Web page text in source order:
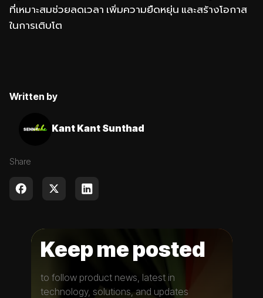
ที่เหมาะสมช่วยลดเวลา เพิ่มความยืดหยุ่น และสร้างโอกาส
ในการเติบโต
Written by
Kant Kant Sunthad
Share
Keep me posted
to follow product news, latest in
technology, solutions, and updates